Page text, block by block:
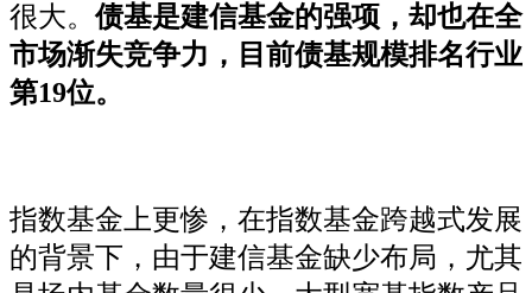
很大。债基是建信基金的强项，却也在全
市场渐失竞争力，目前债基规模排名行业
第19位。
指数基金上更惨，在指数基金跨越式发展
的背景下，由于建信基金缺少布局，尤其